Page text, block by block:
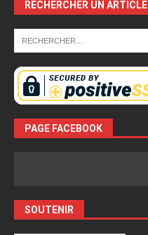
RECHERCHER UN ARTICLE
PAGE FACEBOOK
SOUTENIR